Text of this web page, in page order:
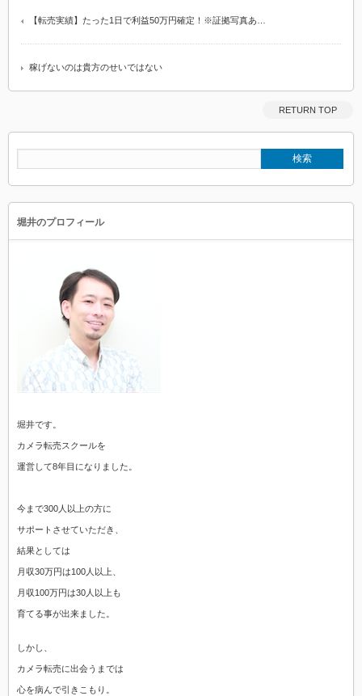
【転売実績】たった1日で利益50万円確定！※証拠写真あ…
稼げないのは貴方のせいではない
RETURN TOP
堀井のプロフィール
堀井です。
カメラ転売スクールを
運営して8年目になりました。
今まで300人以上の方に
サポートさせていただき、
結果としては
月収30万円は100人以上、
月収100万円は30人以上も
育てる事が出来ました。
しかし、
カメラ転売に出会うまでは
心を病んで引きこもり。